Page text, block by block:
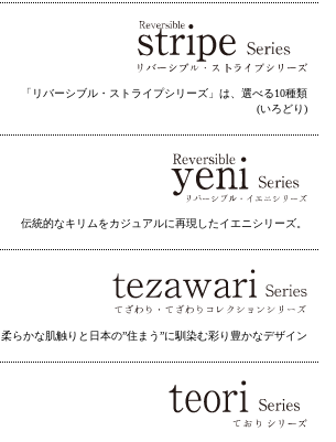
「リバーシブル・ストライプシリーズ」は、選べる10種類
(いろどり)
伝統的なキリムをカジュアルに再現したイエニシリーズ。
柔らかな肌触りと日本の”住まう”に馴染む彩り豊かなデザイン